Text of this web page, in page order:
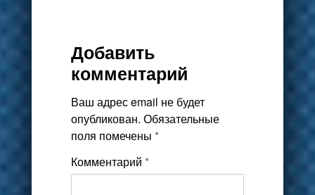
Добавить
комментарий
Ваш адрес email не будет
опубликован. Обязательные
поля помечены *
Комментарий *